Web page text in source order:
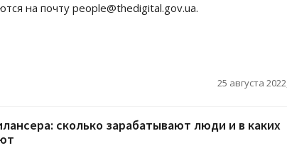
на почту people@thedigital.gov.ua.
25 августа
сколько зарабатывают люди и в каких